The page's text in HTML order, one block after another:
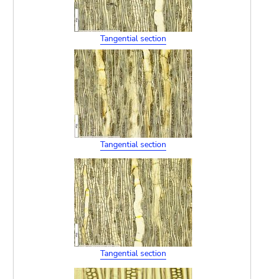
Tangential section
Tangential section
Tangential section